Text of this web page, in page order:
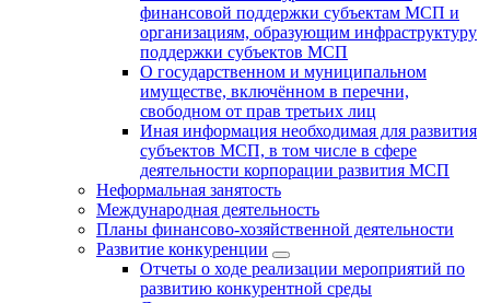
финансовой поддержки субъектам МСП и
организациям, образующим инфраструктуру
поддержки субъектов МСП
О государственном и муниципальном
имуществе, включённом в перечни,
свободном от прав третьих лиц
Иная информация необходимая для развития
субъектов МСП, в том числе в сфере
деятельности корпорации развития МСП
Неформальная занятость
Международная деятельность
Планы финансово-хозяйственной деятельности
Развитие конкуренции
Отчеты о ходе реализации мероприятий по
развитию конкурентной среды